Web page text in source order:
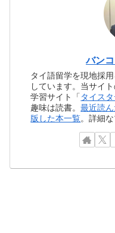
バン
タイ語留学を現地採
しています。当サイト
学習サイト「 タイスタ
趣味は読書。最近読
版した本一覧。詳細